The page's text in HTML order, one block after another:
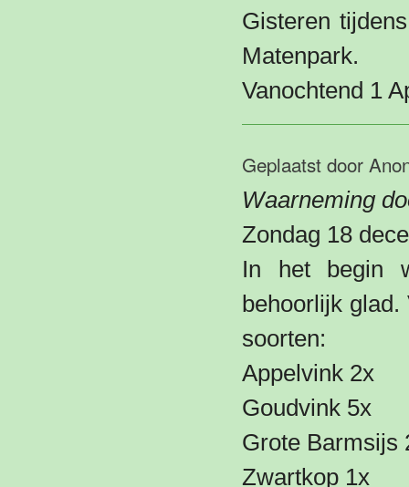
Gisteren
Matenpark.
Vanochtend 1
Geplaatst door
Waarneming
Zondag 18
In het begin
behoorlijk
soorten:
Appelvink 2x
Goudvink 5x
Grote Barmsijs
Zwartkop 1x